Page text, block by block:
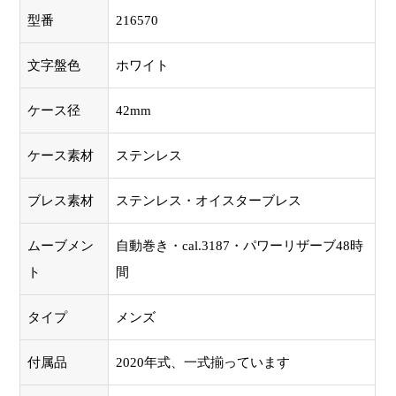
型番 216570
文字盤色 ホワイト
ケース径 42mm
ケース素材 ステンレス
ブレス素材 ステンレス・オイスターブレス
ムーブメン
ト
自動巻き・cal.3187・パワーリザーブ48時
間
タイプ メンズ
付属品 2020年式、一式揃っています